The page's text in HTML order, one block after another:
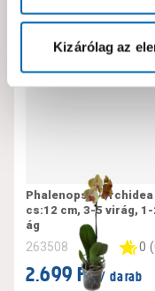
Kizárólag az
Phalenopsis orchidea
cs:12 cm, 3-5 virág, 1-
ág
263508 0 (
2.699 Ft / darab